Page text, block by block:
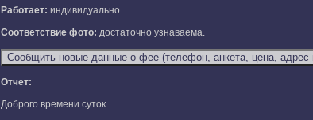
Работает: индивидуально.
Соответствие фото: достаточно узнаваема.
Отчет:
Доброго времени суток.